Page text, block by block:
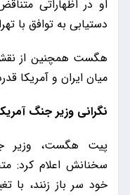
او در اظهاراتی
دستیابی به توافق با
هگست همچنین از نقش
میان ایران و آمریکا
نگرانی وزیر جنگ
پیت هگست، وزیر
سخنانش اعلام کرد:
خود سر باز زنند، با